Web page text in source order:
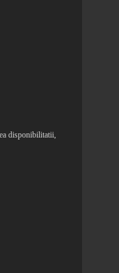
disponibilitatii,